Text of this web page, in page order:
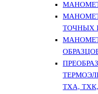
ТОЧНЫХ
ТХА,